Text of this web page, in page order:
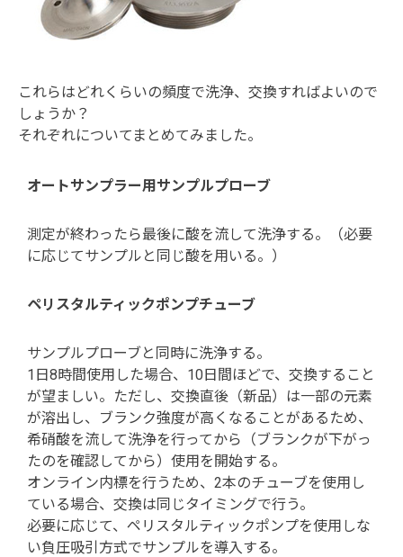
これらはどれくらいの頻度で洗浄、交換すればよいので
しょうか？
それぞれについてまとめてみました。
オートサンプラー用サンプルプローブ
測定が終わったら最後に酸を流して洗浄する。（必要
に応じてサンプルと同じ酸を用いる。）
ペリスタルティックポンプチューブ
サンプルプローブと同時に洗浄する。
1日8時間使用した場合、10日間ほどで、交換すること
が望ましい。ただし、交換直後（新品）は一部の元素
が溶出し、ブランク強度が高くなることがあるため、
希硝酸を流して洗浄を行ってから（ブランクが下がっ
たのを確認してから）使用を開始する。
オンライン内標を行うため、2本のチューブを使用し
ている場合、交換は同じタイミングで行う。
必要に応じて、ペリスタルティックポンプを使用しな
い負圧吸引方式でサンプルを導入する。